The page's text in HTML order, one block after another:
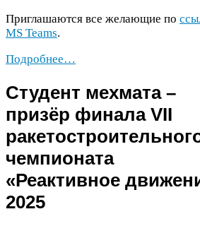
Приглашаются все желающие по
MS Teams.
Подробнее…
Студент мехмата –
призёр финала VII
чемпионата
«Реактивное
2025